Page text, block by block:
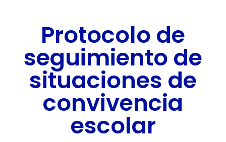
Protocolo de
seguimiento de
situaciones de
convivencia
escolar